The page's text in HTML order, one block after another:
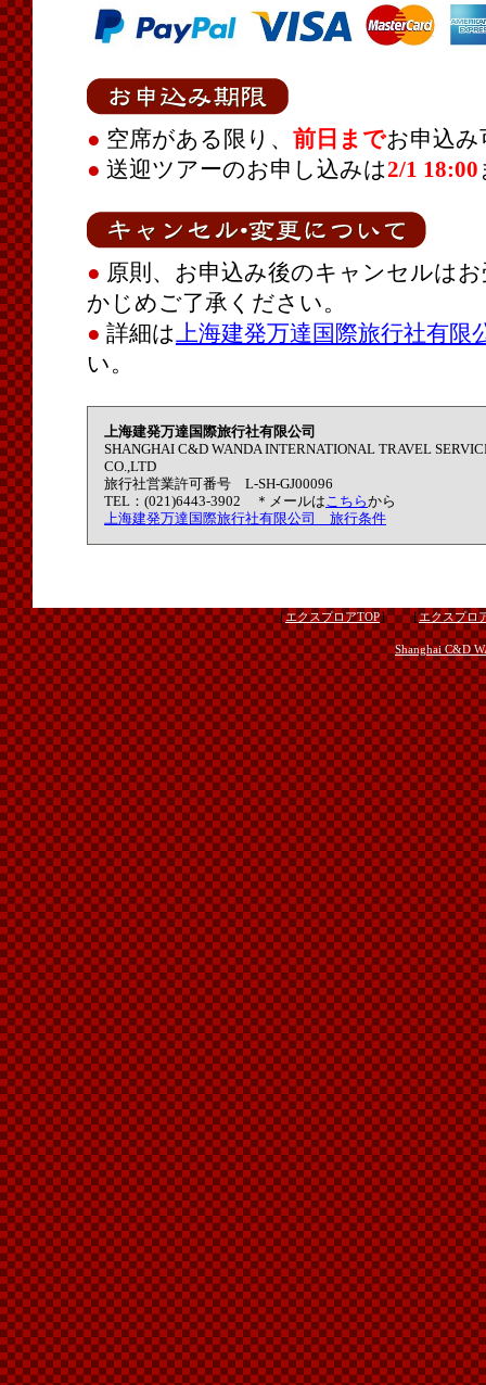
● 空席がある限り、 前日までお申込み
● 送迎ツアーのお申し込みは2/1 18:00
● 原則、お申込み後のキャンセルは
かじめご了承ください。
● 詳細は上海建発万達国際旅行社有限
い。
上海建発万達国際旅行社有限公司
SHANGHAI C&D WANDA INTERNATIONAL TRAVEL
CO.,LTD
旅行社営業許可番号 L-SH-GJ00096
TEL：(021)6443-3902 ＊メールはこちらから
上海建発万達国際旅行社有限公司 旅行条件
［エクスプロアTOP］ ［エクスプロ
Shanghai C&D